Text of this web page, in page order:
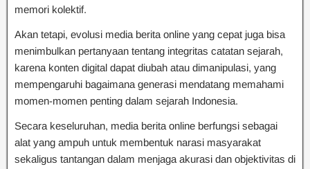
memori kolektif.
Akan tetapi, evolusi media berita online yang cepat juga bisa
menimbulkan pertanyaan tentang integritas catatan sejarah,
karena konten digital dapat diubah atau dimanipulasi, yang
mempengaruhi bagaimana generasi mendatang memahami
momen-momen penting dalam sejarah Indonesia.
Secara keseluruhan, media berita online berfungsi sebagai
alat yang ampuh untuk membentuk narasi masyarakat
sekaligus tantangan dalam menjaga akurasi dan objektivitas di